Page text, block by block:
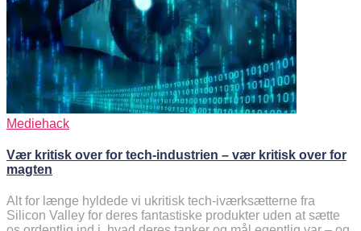
Mediehack
Vær kritisk over for tech-industrien – vær kritisk over for
magten
Alt for længe hyldede vi ukritisk tech-iværksætterne fra
Silicon Valley for deres fantastiske produkter uden at sætte